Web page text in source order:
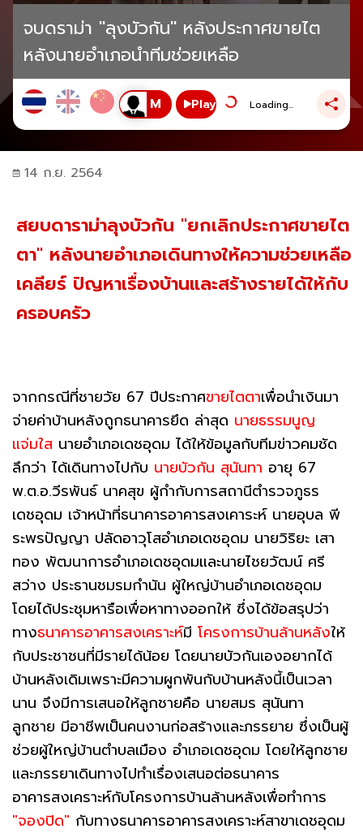
จบดราม่า "ลุงบัวกัน" หลังประกาศขายไต
หลังนายอำเภอนำทีมช่วยเหลือ
Play Loading...
14 ก.ย. 2564
สยบดาราม่าลุงบัวกัน "ยกเลิกประกาศขายไต
ตา" หลังนายอำเภอเดินทางให้ความช่วยเหลือ
เคลียร์ ปัญหาเรื่องบ้านและสร้างรายได้ให้กับ
ครอบครัว
จากกรณีที่ชายวัย 67 ปีประกาศขายไตตาเพื่อนำเงินมา
จ่ายค่าบ้านหลังถูกธนาคารยึด ล่าสุด นายธรรมนูญ
แจ่มใส นายอำเภอเดชอุดม ได้ให้ข้อมูลกับทีมข่าวคมชัด
ลึกว่า ได้เดินทางไปกับ นายบัวกัน สุนันทา อายุ 67
พ.ต.อ.วีรพันธ์ นาคสุข ผู้กำกับการสถานีตำรวจภูธร
เดชอุดม เจ้าหน้าที่ธนาคารอาคารสงเคาระห์ นายอุบล พี
ระพรปัญญา ปลัดอาวุโสอำเภอเดชอุดม นายวิริยะ เสา
ทอง พัฒนาการอำเภอเดชอุดมและนายไชยวัฒน์ ศรี
สว่าง ประธานชมรมกำนัน ผู้ใหญ่บ้านอำเภอเดชอุดม
โดยได้ประชุมหารือเพื่อหาทางออกให้ ซึ่งได้ข้อสรุปว่า
ทางธนาคารอาคารสงเคราะห์มี โครงการบ้านล้านหลังให้
กับประชาชนที่มีรายได้น้อย โดยนายบัวกันเองอยากได้
บ้านหลังเดิมเพราะมีความผูกพันกับบ้านหลังนี้เป็นเวลา
นาน จึงมีการเสนอให้ลูกชายคือ นายสมร สุนันทา
ลูกชาย มีอาชีพเป็นคนงานก่อสร้างและภรรยาย ซึ่งเป็นผู้
ช่วยผู้ใหญ่บ้านตำบลเมือง อำเภอเดชอุดม โดยให้ลูกชาย
และภรรยาเดินทางไปทำเรื่องเสนอต่อธนาคาร
อาคารสงเคราะห์กับโครงการบ้านล้านหลังเพื่อทำการ
"จองปิด" กับทางธนาคารอาคารสงเคราะห์สาขาเดชอุดม